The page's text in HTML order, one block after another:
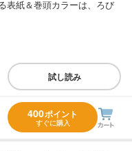
紙＆巻頭カラーは、ろび
試し読み
400ポイント
すぐに購入